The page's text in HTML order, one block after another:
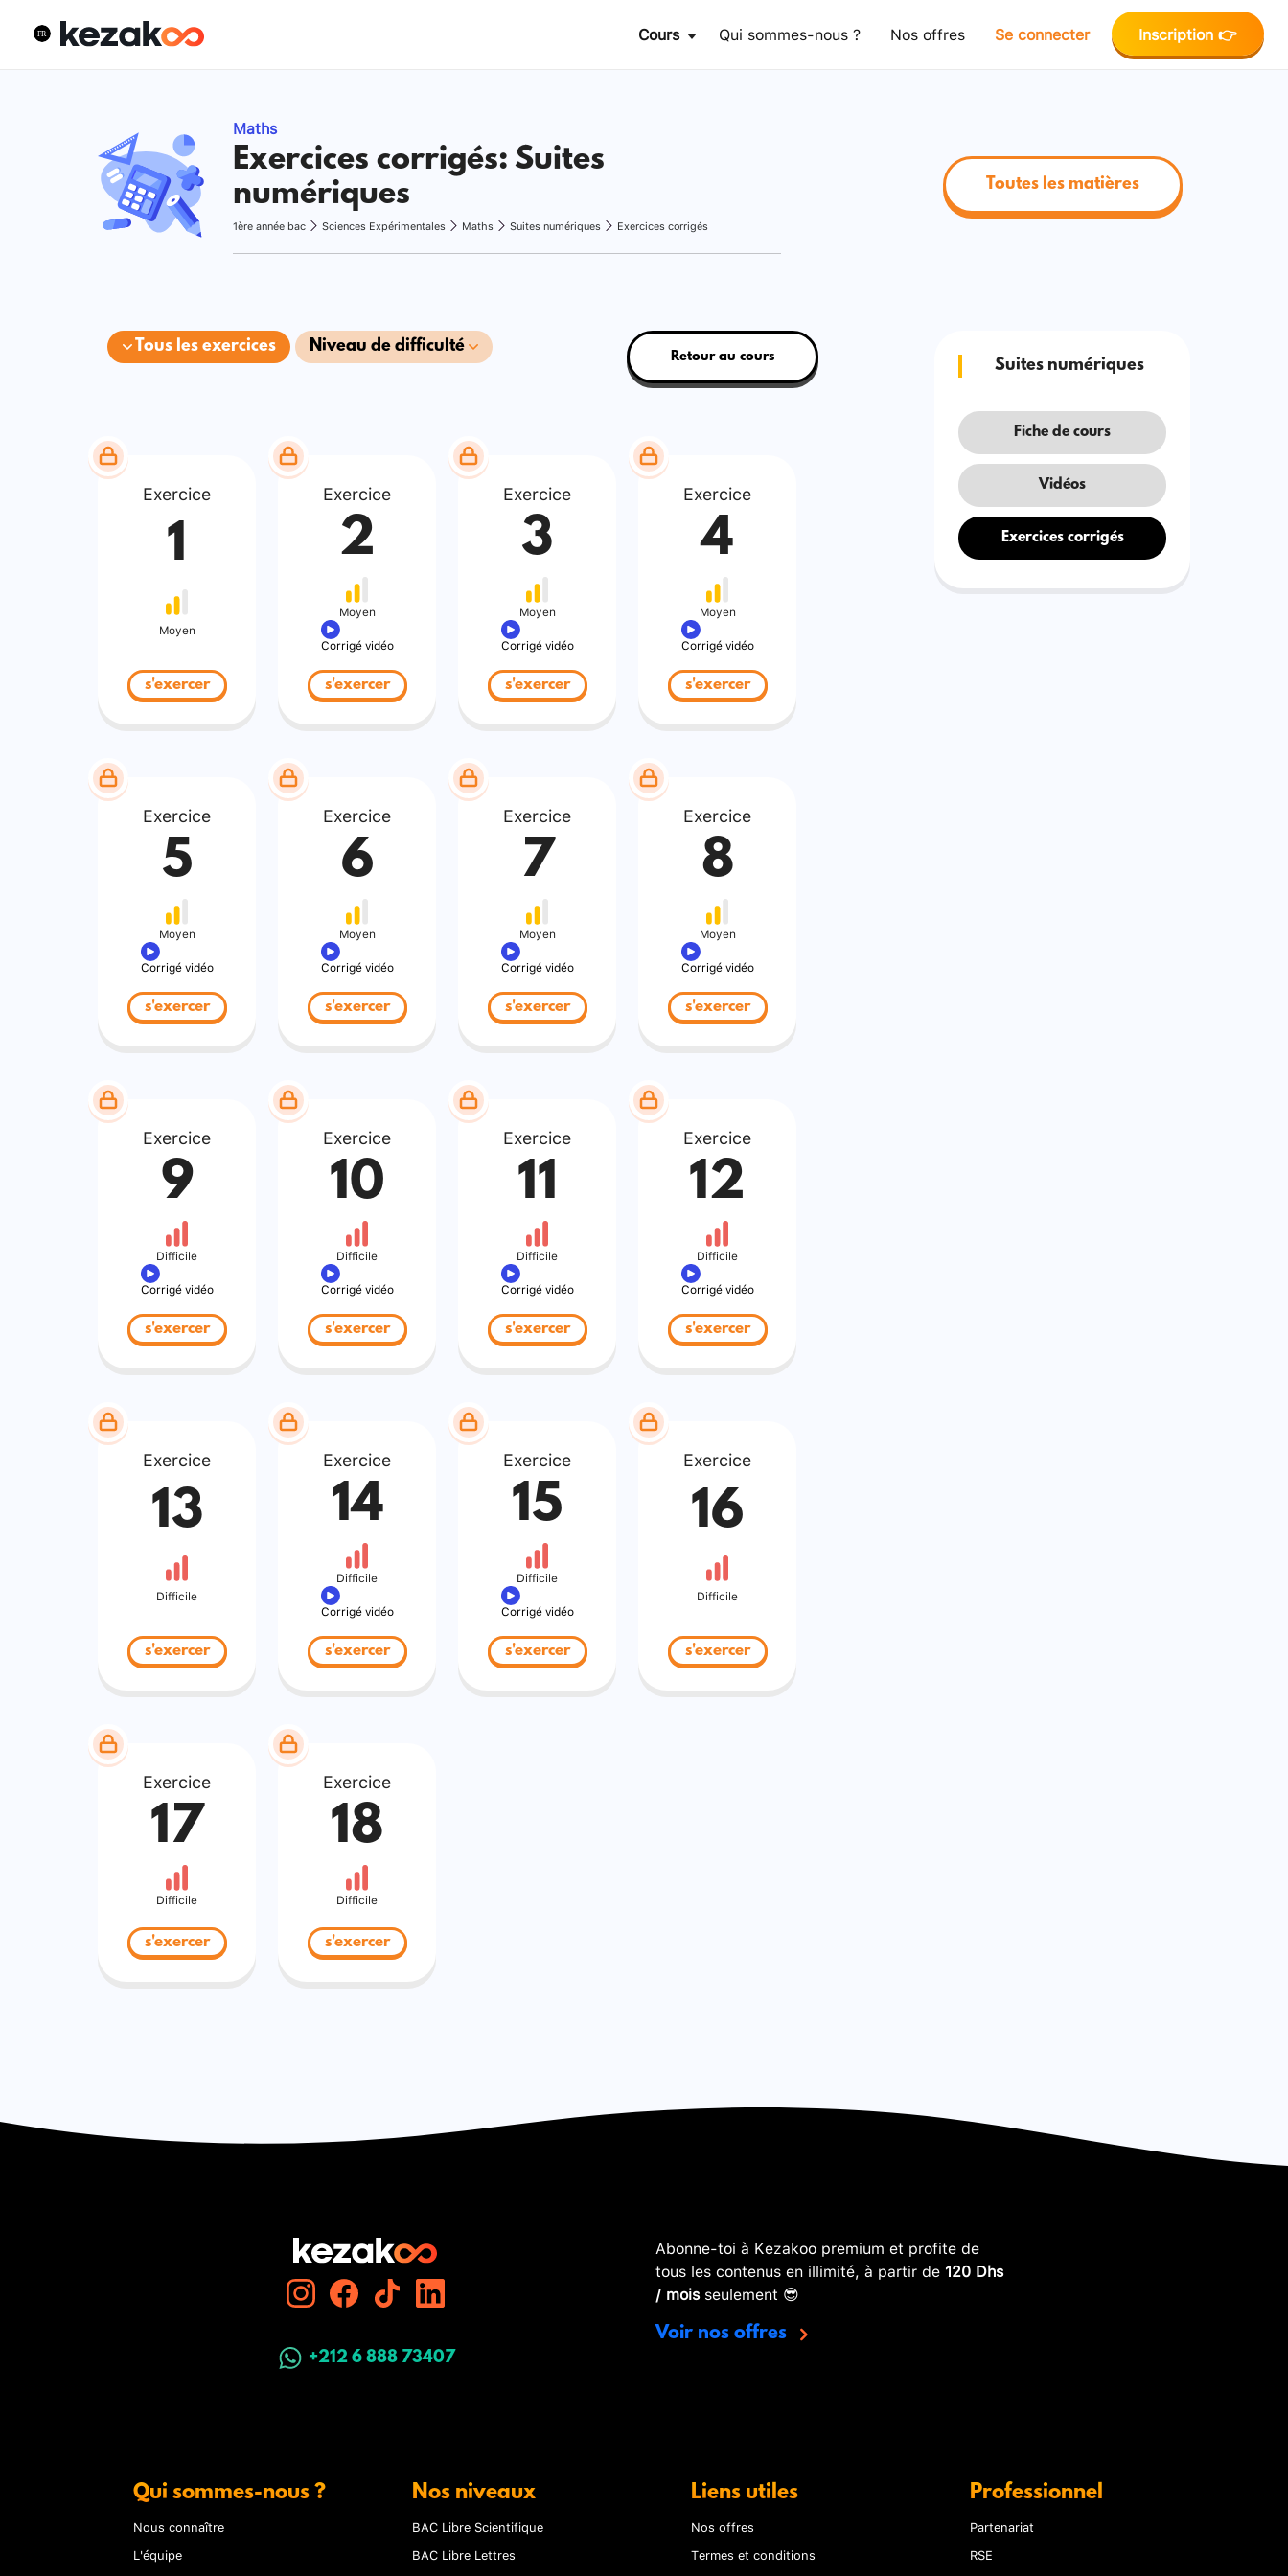
Cours Qui sommes-nous ? Nos offres Se connecter Inscription 👉
Maths
Exercices corrigés: Suites
numériques
1ère année bac Sciences Expérimentales Maths Suites numériques Exercices corrigés
Toutes les matières
Tous les exercices Niveau de difficulté
Retour au cours
Exercice
1
Moyen
s'exercer
Exercice
2
Moyen
Corrigé vidéo
s'exercer
Exercice
3
Moyen
Corrigé vidéo
s'exercer
Exercice
4
Moyen
Corrigé vidéo
s'exercer
Exercice
5
Moyen
Corrigé vidéo
s'exercer
Exercice
6
Moyen
Corrigé vidéo
s'exercer
Exercice
7
Moyen
Corrigé vidéo
s'exercer
Exercice
8
Moyen
Corrigé vidéo
s'exercer
Exercice
9
Difficile
Corrigé vidéo
s'exercer
Exercice
10
Difficile
Corrigé vidéo
s'exercer
Exercice
11
Difficile
Corrigé vidéo
s'exercer
Exercice
12
Difficile
Corrigé vidéo
s'exercer
Exercice
13
Difficile
s'exercer
Exercice
14
Difficile
Corrigé vidéo
s'exercer
Exercice
15
Difficile
Corrigé vidéo
s'exercer
Exercice
16
Difficile
s'exercer
Exercice
17
Difficile
s'exercer
Exercice
18
Difficile
s'exercer
Suites numériques
Fiche de cours
Vidéos
Exercices corrigés
+212 6 888 73407
Abonne-toi à Kezakoo premium et profite de
tous les contenus en illimité, à partir de 120 Dhs
/ moisseulement 😎
Voir nos offres
Qui sommes-nous ?
Nous connaître
L'équipe
Nos niveaux
BAC Libre Scientifique
BAC Libre Lettres
Liens utiles
Nos offres
Termes et conditions
Professionnel
Partenariat
RSE